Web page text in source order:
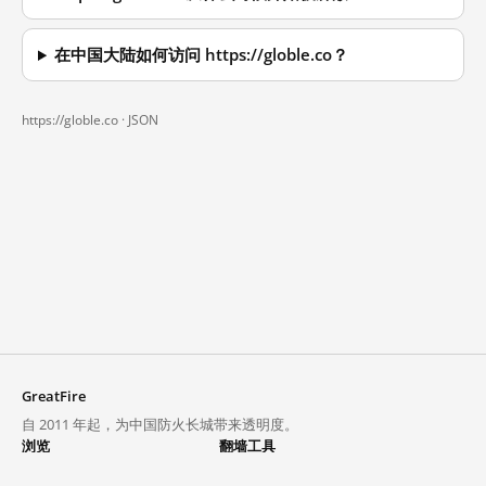
在中国大陆如何访问 https://globle.co？
https://globle.co · JSON
GreatFire
自 2011 年起，为中国防火长城带来透明度。
浏览
翻墙工具